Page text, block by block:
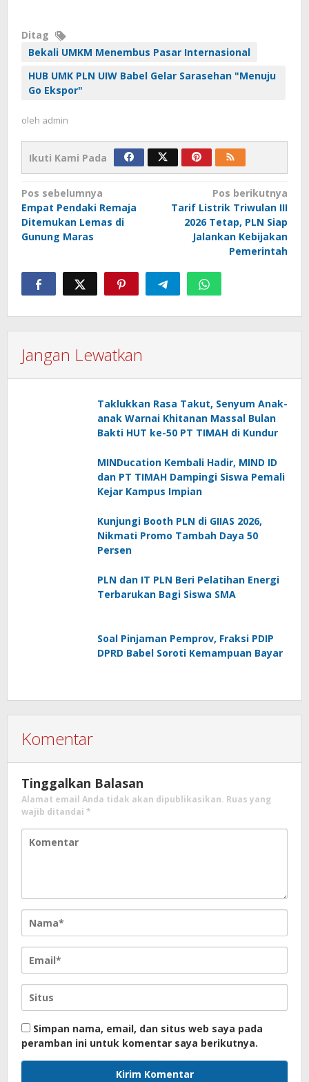
Ditag
Bekali UMKM Menembus Pasar Internasional
HUB UMK PLN UIW Babel Gelar Sarasehan "Menuju
Go Ekspor"
oleh admin
Ikuti Kami Pada
Navigasi
pos
Pos sebelumnya
Empat Pendaki Remaja
Ditemukan Lemas di
Gunung Maras
Pos berikutnya
Tarif Listrik Triwulan III
2026 Tetap, PLN Siap
Jalankan Kebijakan
Pemerintah
Jangan Lewatkan
Taklukkan Rasa Takut, Senyum Anak-
anak Warnai Khitanan Massal Bulan
Bakti HUT ke-50 PT TIMAH di Kundur
MINDucation Kembali Hadir, MIND ID
dan PT TIMAH Dampingi Siswa Pemali
Kejar Kampus Impian
Kunjungi Booth PLN di GIIAS 2026,
Nikmati Promo Tambah Daya 50
Persen
PLN dan IT PLN Beri Pelatihan Energi
Terbarukan Bagi Siswa SMA
Soal Pinjaman Pemprov, Fraksi PDIP
DPRD Babel Soroti Kemampuan Bayar
Komentar
Tinggalkan Balasan
Alamat email Anda tidak akan dipublikasikan. Ruas yang
wajib ditandai *
Simpan nama, email, dan situs web saya pada
peramban ini untuk komentar saya berikutnya.